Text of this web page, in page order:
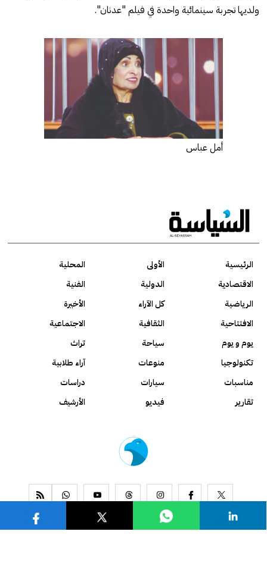
ولديها تجربة سينمائية واحدة في فيلم "عدنان".
أمل عباس
الرئيسية الأولى
المحلية
الاقتصادية
الدولية
الفنية
الرياضية
كل الآراء
الأخيرة
الافتتاحية
الثقافية
الاجتماعية
يوم و يوم
سياحة
تراث
تكنولوجيا
منوعات
آراء طلابية
مناسبات
سيارات
دراسات
تقارير
فيديو الأرشيف